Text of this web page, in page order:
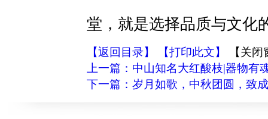
堂，就是选择品质与文化
【返回目录】 【打印此文】
【关
上一篇：中山知名大红酸枝|器物
下一篇：岁月如歌，中秋团圆，致